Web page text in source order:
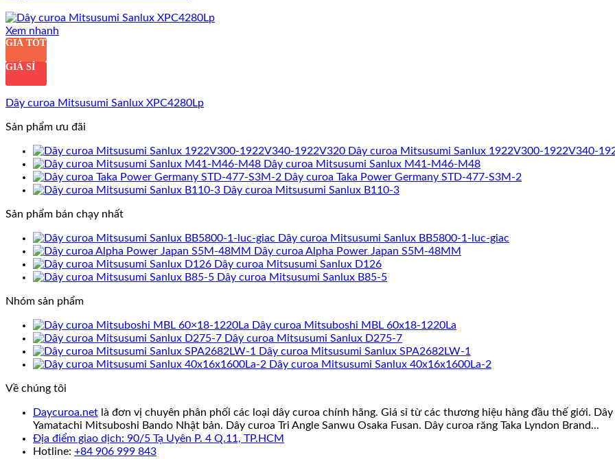
Xem nhanh
GIÁ TỐT
GIÁ SỈ
Dây curoa Mitsusumi Sanlux XPC4280Lp
Sản phẩm ưu đãi
Dây curoa Mitsusumi Sanlux 1922V300-1922V340-
Dây curoa Mitsusumi Sanlux M41-M46-M48
Dây curoa Taka Power Germany STD-477-S3M-2
Dây curoa Mitsusumi Sanlux B110-3
Sản phẩm bán chạy nhất
Dây curoa Mitsusumi Sanlux BB5800-1-luc-giac
Dây curoa Alpha Power Japan S5M-48MM
Dây curoa Mitsusumi Sanlux D126
Dây curoa Mitsusumi Sanlux B85-5
Nhóm sản phẩm
Dây curoa Mitsuboshi MBL 60x18-1220La
Dây curoa Mitsusumi Sanlux D275-7
Dây curoa Mitsusumi Sanlux SPA2682LW-1
Dây curoa Mitsusumi Sanlux 40x16x1600La-2
Về chúng tôi
Daycuroa.net là đơn vị chuyên phân phối các loại dây curoa chính hãng. Giá sỉ từ các thương hiệu hàng đầu thế giới.
Yamatachi Mitsuboshi Bando Nhật bản. Dây curoa Tri Angle Sanwu Osaka Fusan. Dây curoa răng Taka Lyndon Brand...
Địa điểm giao dịch: 90/5 Tạ Uyên P. 4 Q.11, TP.HCM
Hotline: +84 906 999 843